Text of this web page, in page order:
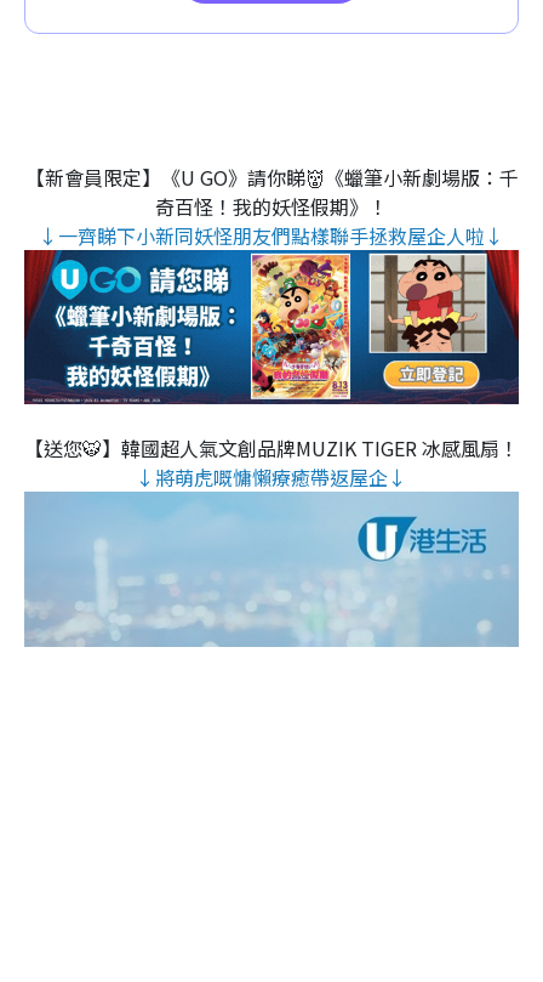
【新會員限定】《U GO》請你睇👹《蠟筆小新劇場版：千
奇百怪！我的妖怪假期》！
↓一齊睇下小新同妖怪朋友們點樣聯手拯救屋企人啦↓
【送您🐯】韓國超人氣文創品牌MUZIK TIGER 冰感風扇！
↓將萌虎嘅慵懶療癒帶返屋企↓